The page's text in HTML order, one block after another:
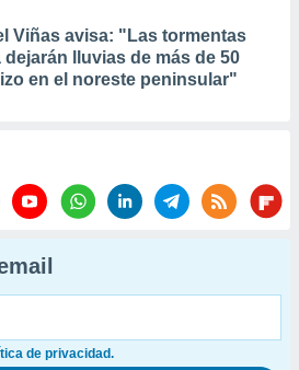
Viñas avisa: "Las tormentas
dejarán lluvias de más de 50
en el noreste peninsular"
de privacidad.